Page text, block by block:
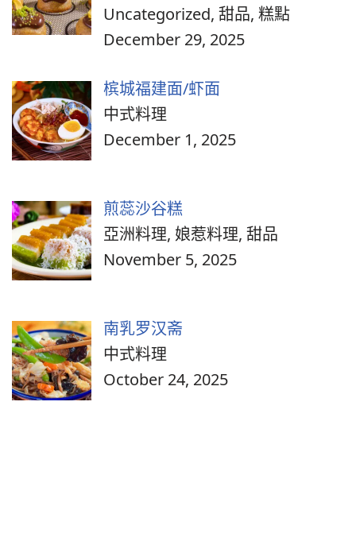
Uncategorized, 甜品, 糕點
December 29, 2025
槟城福建面/虾面
中式料理
December 1, 2025
煎蕊沙谷糕
亞洲料理, 娘惹料理, 甜品
November 5, 2025
南乳罗汉斋
中式料理
October 24, 2025